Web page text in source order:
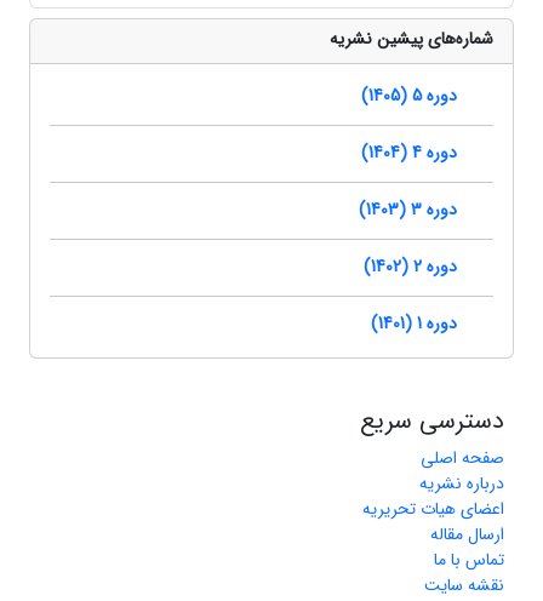
شماره‌های پیشین نشریه
دوره 5 (1405)
دوره 4 (1404)
دوره 3 (1403)
دوره 2 (1402)
دوره 1 (1401)
دسترسی سریع
صفحه اصلی
درباره نشریه
اعضای هیات تحریریه
ارسال مقاله
تماس با ما
نقشه سایت